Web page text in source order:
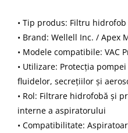
• Tip produs: Filtru
• Brand: Wellell Inc. / Apex
• Modele compatibile: VAC
• Utilizare: Protecția
fluidelor, secrețiilor și
• Rol: Filtrare hidrofobă și
interne a aspiratorului
• Compatibilitate: